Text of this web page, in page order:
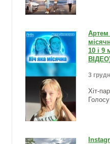
Артем
10 і 9
3
Хіт-